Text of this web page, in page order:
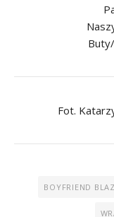
Fot.
BOYFRIEND